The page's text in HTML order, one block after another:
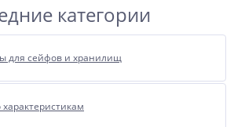
очень
за многие года,
категории
для сейфов и хранилищ